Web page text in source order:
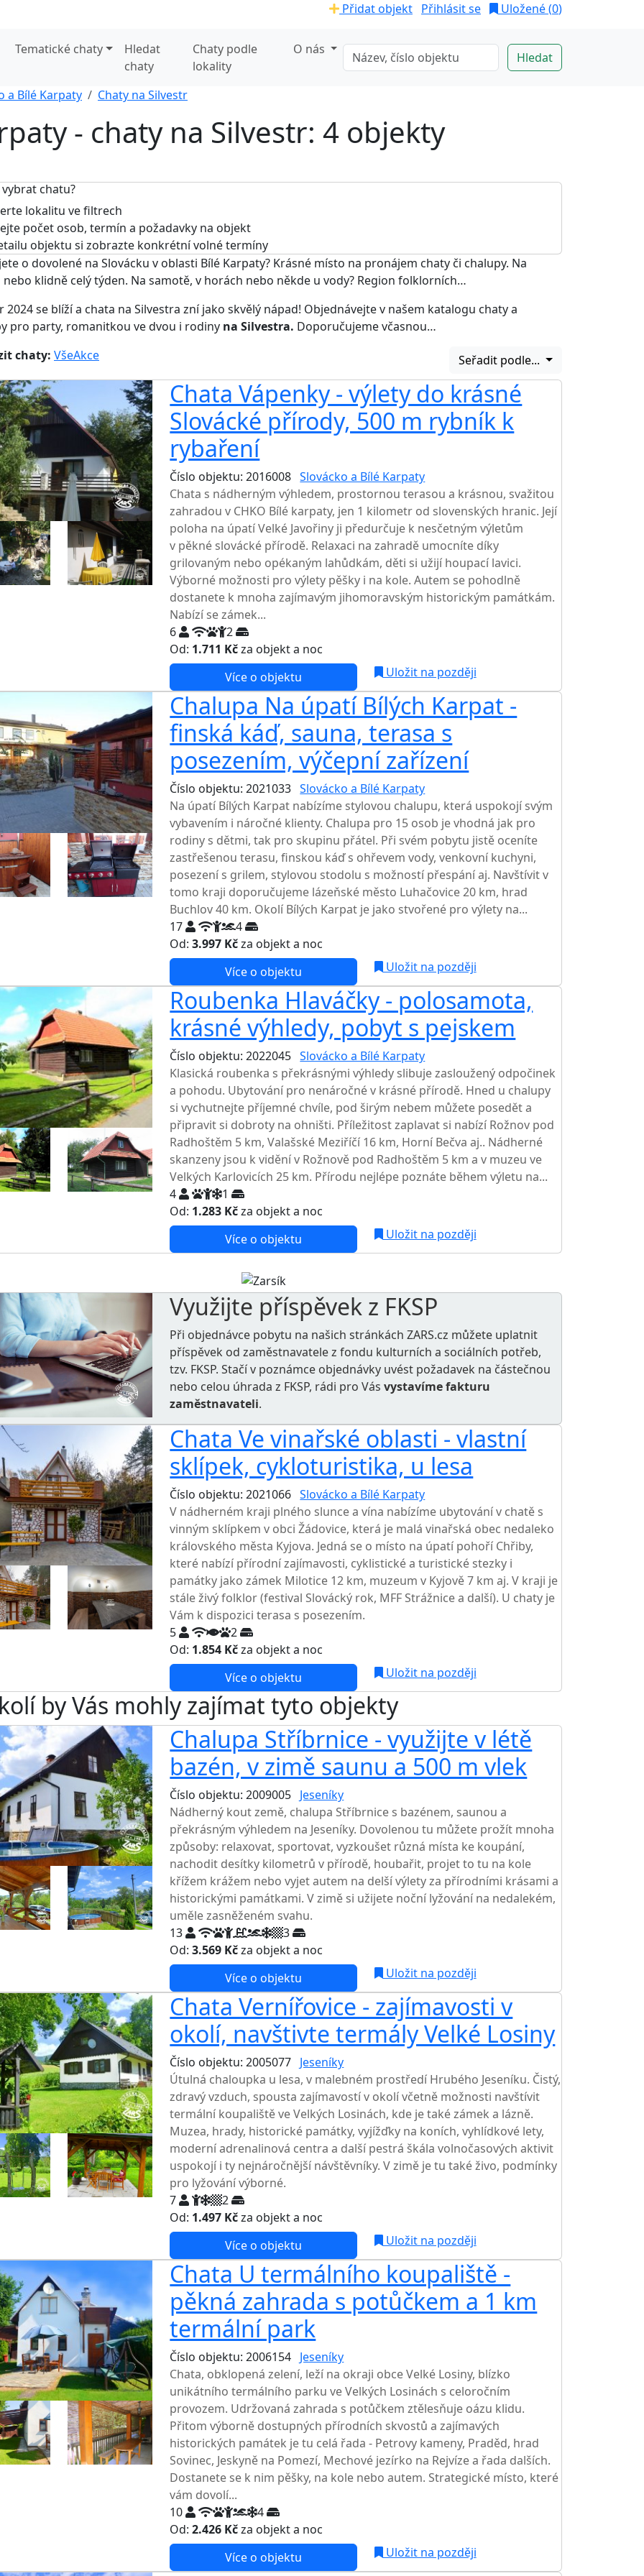
Přidat objekt Přihlásit se Uložené (0)
Tematické chaty
Hledat
chaty
Chaty podle
lokality
O nás
a Bílé Karpaty Chaty na Silvestr
- chaty na Silvestr: 4 objekty
chatu?
lokalitu ve filtrech
počet osob, termín a požadavky na objekt
objektu si zobrazte konkrétní volné termíny
o dovolené na Slovácku v oblasti Bílé Karpaty? Krásné místo na pronájem chaty či chalupy. Na
nebo klidně celý týden. Na samotě, v horách nebo někde u vody? Region folklorních…
2024 se blíží a chata na Silvestra zní jako skvělý nápad! Objednávejte v našem katalogu chaty a
pro party, romanitkou ve dvou i rodiny na Silvestra. Doporučujeme včasnou…
chaty: VšeAkce Seřadit podle...
Chata Vápenky - výlety do krásné
Slovácké přírody, 500 m rybník k
rybaření
Číslo objektu: 2016008 Slovácko a Bílé Karpaty
Chata s nádherným výhledem, prostornou terasou a krásnou, svažitou
zahradou v CHKO Bílé karpaty, jen 1 kilometr od slovenských hranic. Její
poloha na úpatí Velké Javořiny ji předurčuje k nesčetným výletům
v pěkné slovácké přírodě. Relaxaci na zahradě umocníte díky
grilovaným nebo opékaným lahůdkám, děti si užijí houpací lavici.
Výborné možnosti pro výlety pěšky i na kole. Autem se pohodlně
dostanete k mnoha zajímavým jihomoravským historickým památkám.
Nabízí se zámek...
6
2
Od: 1.711 Kčza objekt a noc
Více o objektu
Uložit na později
Chalupa Na úpatí Bílých Karpat -
finská káď, sauna, terasa s
posezením, výčepní zařízení
Číslo objektu: 2021033 Slovácko a Bílé Karpaty
Na úpatí Bílých Karpat nabízíme stylovou chalupu, která uspokojí svým
vybavením i náročné klienty. Chalupa pro 15 osob je vhodná jak pro
rodiny s dětmi, tak pro skupinu přátel. Při svém pobytu jistě oceníte
zastřešenou terasu, finskou káď s ohřevem vody, venkovní kuchyni,
posezení s grilem, stylovou stodolu s možností přespání aj. Navštívit v
tomo kraji doporučujeme lázeňské město Luhačovice 20 km, hrad
Buchlov 40 km. Okolí Bílých Karpat je jako stvořené pro výlety na...
17
4
Od:3.997 Kčza objekt a noc
Více o objektu
Uložit na později
Roubenka Hlaváčky - polosamota,
krásné výhledy, pobyt s pejskem
Číslo objektu: 2022045 Slovácko a Bílé Karpaty
Klasická roubenka s překrásnými výhledy slibuje zasloužený odpočinek
a pohodu. Ubytování pro nenáročné v krásné přírodě. Hned u chalupy
si vychutnejte příjemné chvíle, pod širým nebem můžete posedět a
připravit si dobroty na ohništi. Příležitost zaplavat si nabízí Rožnov pod
Radhoštěm 5 km, Valašské Meziříčí 16 km, Horní Bečva aj.. Nádherné
skanzeny jsou k vidění v Rožnově pod Radhoštěm 5 km a v muzeu ve
Velkých Karlovicích 25 km. Přírodu nejlépe poznáte během výletu na...
4
1
Od: 1.283 Kčza objekt a noc
Více o objektu
Uložit na později
Využijte příspěvek z FKSP
Při objednávce pobytu na našich stránkách ZARS.cz můžete uplatnit
příspěvek od zaměstnavatele zfondu kulturních a sociálních potřeb,
tzv. FKSP. Stačí v poznámce objednávky uvést požadavek na částečnou
nebo celou úhrada z FKSP, rádi pro Vásvystavíme fakturu
zaměstnavateli.
Chata Ve vinařské oblasti - vlastní
sklípek, cykloturistika, u lesa
Číslo objektu: 2021066 Slovácko a Bílé Karpaty
V nádherném kraji plného slunce a vína nabízíme ubytování v chatě s
vinným sklípkem v obci Žádovice, která je malá vinařská obec nedaleko
královského města Kyjova. Jedná se o místo na úpatí pohoří Chřiby,
které nabízí přírodní zajímavosti, cyklistické a turistické stezky i
památky jako zámek Milotice 12 km, muzeum v Kyjově 7 km aj. V kraji je
stále živý folklor (festival Slovácký rok, MFF Strážnice a další). U chaty je
Vám k dispozici terasa s posezením.
5
2
Od: 1.854 Kčza objekt a noc
Více o objektu
Uložit na později
by Vás mohly zajímat tyto objekty
Chalupa Stříbrnice - využijte v létě
bazén, v zimě saunu a 500 m vlek
Číslo objektu: 2009005 Jeseníky
Nádherný kout země, chalupa Stříbrnice s bazénem, saunou a
překrásným výhledem na Jeseníky. Dovolenou tu můžete prožít mnoha
způsoby: relaxovat, sportovat, vyzkoušet různá místa ke koupání,
nachodit desítky kilometrů v přírodě, houbařit, projet to tu na kole
křížem krážem nebo vyjet autem na delší výlety za přírodními krásami a
historickými památkami. V zimě si užijete noční lyžování na nedalekém,
uměle zasněženém svahu.
13
3
Od:3.569 Kčza objekt a noc
Více o objektu
Uložit na později
Chata Vernířovice - zajímavosti v
okolí, navštivte termály Velké Losiny
Číslo objektu: 2005077 Jeseníky
Útulná chaloupka u lesa, v malebném prostředí Hrubého Jeseníku. Čistý,
zdravý vzduch, spousta zajímavostí v okolí včetně možnosti navštívit
termální koupaliště ve Velkých Losinách, kde je také zámek a lázně.
Muzea, hrady, historické památky, vyjížďky na koních, vyhlídkové lety,
moderní adrenalinová centra a další pestrá škála volnočasových aktivit
uspokojí i ty nejnáročnější návštěvníky. V zimě je tu také živo, podmínky
pro lyžování výborné.
7
2
Od: 1.497 Kčza objekt a noc
Více o objektu
Uložit na později
Chata U termálního koupaliště -
pěkná zahrada s potůčkem a 1 km
termální park
Číslo objektu: 2006154 Jeseníky
Chata, obklopená zelení, leží na okraji obce Velké Losiny, blízko
unikátního termálního parku ve Velkých Losinách s celoročním
provozem. Udržovaná zahrada s potůčkem ztělesňuje oázu klidu.
Přitom výborně dostupných přírodních skvostů a zajímavých
historických památek je tu celá řada - Petrovy kameny, Praděd, hrad
Sovinec, Jeskyně na Pomezí, Mechové jezírko na Rejvíze a řada dalších.
Dostanete se k nim pěšky, na kole nebo autem. Strategické místo, které
vám dovolí...
10
4
Od:2.426 Kčza objekt a noc
Více o objektu
Uložit na později